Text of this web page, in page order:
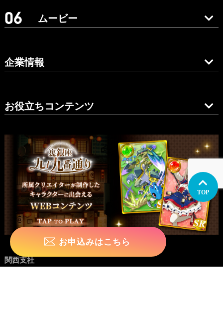
お申込みはこちら
TOP
ムービー
企業情報
お役立ちコンテンツ
関西支社